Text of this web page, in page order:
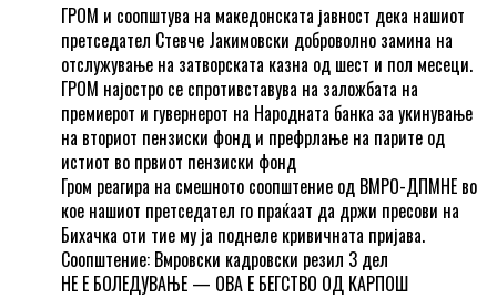
ГРОМ и соопштува на македонската јавност дека нашиот
претседател Стевче Јакимовски доброволно замина на
отслужување на затворската казна од шест и пол месеци.
ГРОМ најостро се спротивставува на заложбата на
премиерот и гувернерот на Народната банка за укинување
на вториот пензиски фонд и префрлање на парите од
истиот во првиот пензиски фонд
Гром реагира на смешното соопштение од ВМРО-ДПМНЕ во
кое нашиот претседател го праќаат да држи пресови на
Бихачка оти тие му ја поднеле кривичната пријава.
Соопштение: Вмровски кадровски резил 3 дел
НЕ Е БОЛЕДУВАЊЕ — ОВА Е БЕГСТВО ОД КАРПОШ